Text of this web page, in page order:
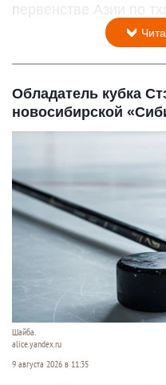
первенстве Азии по
Обладатель кубка
новосибирской
Шайба.
alice.yandex.ru
9 августа 2026 в 11:35